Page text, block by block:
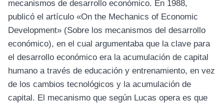
mecanismos de desarrollo económico. En 1988,
publicó el artículo «On the Mechanics of Economic
Development» (Sobre los mecanismos del desarrollo
económico), en el cual argumentaba que la clave para
el desarrollo económico era la acumulación de capital
humano a través de educación y entrenamiento, en vez
de los cambios tecnológicos y la acumulación de
capital. El mecanismo que según Lucas opera es que